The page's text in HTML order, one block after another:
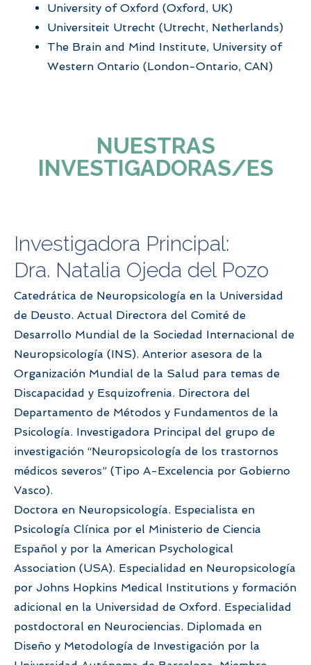
University of Oxford (Oxford, UK)
Universiteit Utrecht (Utrecht, Netherlands)
The Brain and Mind Institute, University of
Western Ontario (London-Ontario, CAN)
NUESTRAS
INVESTIGADORAS/ES
Investigadora Principal:
Dra. Natalia Ojeda del Pozo
Catedrática de Neuropsicología en la Universidad
de Deusto. Actual Directora del Comité de
Desarrollo Mundial de la Sociedad Internacional de
Neuropsicología (INS). Anterior asesora de la
Organización Mundial de la Salud para temas de
Discapacidad y Esquizofrenia. Directora del
Departamento de Métodos y Fundamentos de la
Psicología. Investigadora Principal del grupo de
investigación “Neuropsicología de los trastornos
médicos severos” (Tipo A-Excelencia por Gobierno
Vasco).
Doctora en Neuropsicología. Especialista en
Psicología Clínica por el Ministerio de Ciencia
Español y por la American Psychological
Association (USA). Especialidad en Neuropsicología
por Johns Hopkins Medical Institutions y formación
adicional en la Universidad de Oxford. Especialidad
postdoctoral en Neurociencias. Diplomada en
Diseño y Metodología de Investigación por la